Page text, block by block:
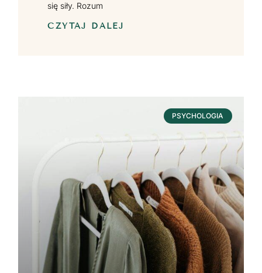
się siły. Rozum
CZYTAJ DALEJ
PSYCHOLOGIA